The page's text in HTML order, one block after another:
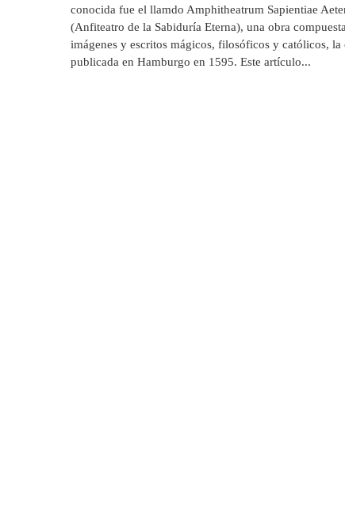
conocida fue el llamdo Amphitheatrum Sapientiae
(Anfiteatro de la Sabiduría Eterna), una obra
imágenes y escritos mágicos, filosóficos y católicos, la
publicada en Hamburgo en 1595. Este artículo...